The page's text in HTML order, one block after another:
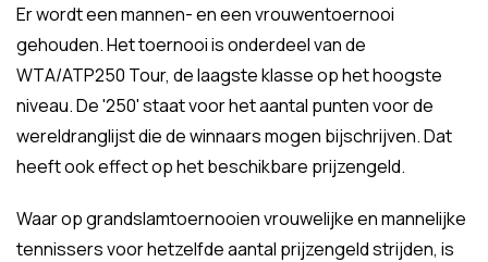
Er wordt een mannen- en een vrouwentoernooi
gehouden. Het toernooi is onderdeel van de
WTA/ATP250 Tour, de laagste klasse op het hoogste
niveau. De '250' staat voor het aantal punten voor de
wereldranglijst die de winnaars mogen bijschrijven. Dat
heeft ook effect op het beschikbare prijzengeld.
Waar op grandslamtoernooien vrouwelijke en mannelijke
tennissers voor hetzelfde aantal prijzengeld strijden, is